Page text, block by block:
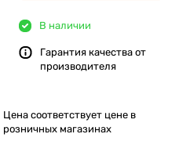
В наличии
Гарантия качества от
производителя
Цена соответствует цене в
розничных магазинах